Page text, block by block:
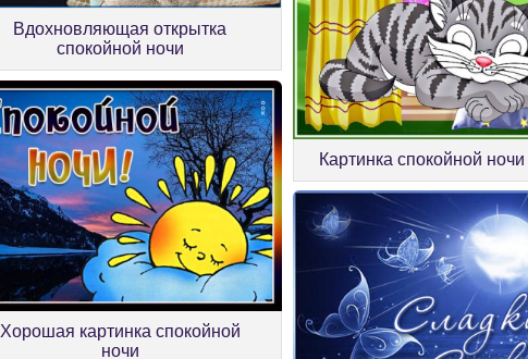
Вдохновляющая открытка
спокойной ночи
Картинка спокойной
Хорошая картинка спокойной
ночи